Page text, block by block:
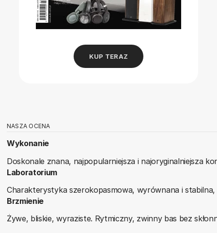
KUP TERAZ
NASZA OCENA
Wykonanie
Doskonale znana, najpopularniejsza i najoryginalniejsza
Laboratorium
Charakterystyka szerokopasmowa, wyrównana i
Brzmienie
Żywe, bliskie, wyraziste. Rytmiczny, zwinny bas bez